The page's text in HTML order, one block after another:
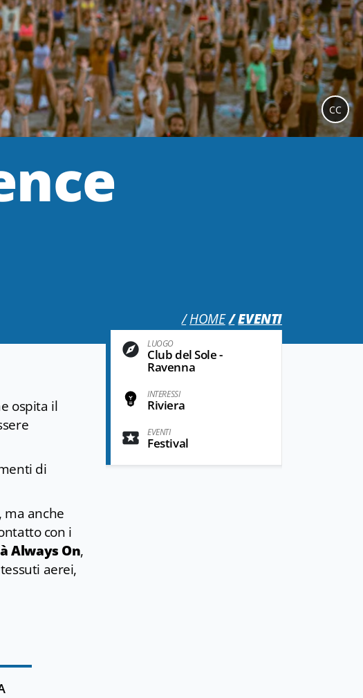
HOME EVENTI
CC
LUOGO
Club del Sole -
Ravenna
INTERESSI
Riviera
EVENTI
Festival
ospita il
di
anche
con i
Always On,
aerei,